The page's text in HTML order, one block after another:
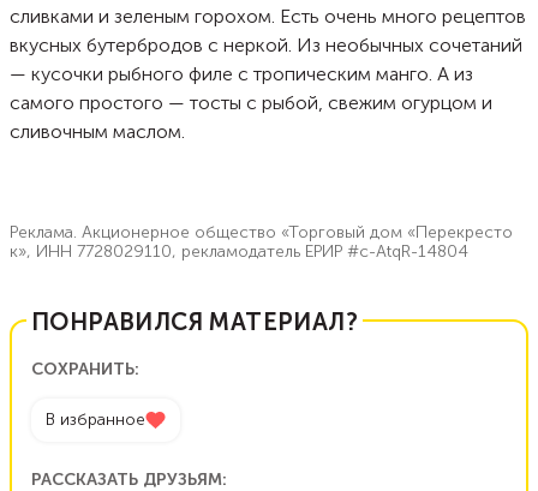
сливками и зеленым горохом. Есть очень много рецептов
вкусных бутербродов с неркой. Из необычных сочетаний
— кусочки рыбного филе с тропическим манго. А из
самого простого — тосты с рыбой, свежим огурцом и
сливочным маслом.
Реклама. Акционерное общество «Торговый дом «Перекресто
к», ИНН 7728029110, рекламодатель ЕРИР #c-AtqR-14804
ПОНРАВИЛСЯ МАТЕРИАЛ?
СОХРАНИТЬ:
В избранное
РАССКАЗАТЬ ДРУЗЬЯМ: